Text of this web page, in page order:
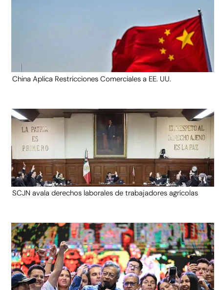
China Aplica Restricciones Comerciales a EE. UU.
SCJN avala derechos laborales de trabajadores agrícolas